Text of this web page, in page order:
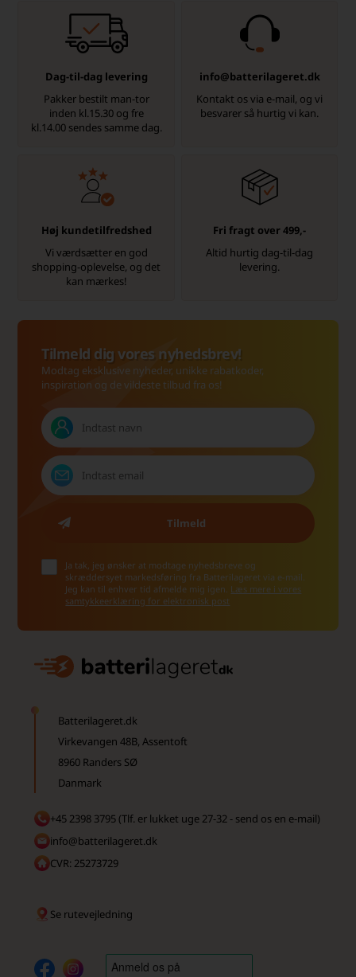
Dag-til-dag levering
Pakker bestilt man-tor
inden kl.15.30 og fre
kl.14.00 sendes samme dag.
info@batterilageret.dk
Kontakt os via e-mail, og vi
besvarer så hurtig vi kan.
Høj kundetilfredshed
Vi værdsætter en god
shopping-oplevelse, og det
kan mærkes!
Fri fragt over 499,-
Altid hurtig dag-til-dag
levering.
Tilmeld dig vores nyhedsbrev!
Modtag eksklusive nyheder, unikke rabatkoder,
inspiration og de vildeste tilbud fra os!
Ja tak, jeg ønsker at modtage nyhedsbreve og
skræddersyet markedsføring fra Batterilageret via e-mail.
Jeg kan til enhver tid afmelde mig igen. Læs mere i vores
samtykkeerklæring for elektronisk post
Batterilageret.dk
Virkevangen 48B, Assentoft
8960 Randers SØ
Danmark
+45 2398 3795 (Tlf. er lukket uge 27-32 - send os en e-mail)
info@batterilageret.dk
CVR: 25273729
Se rutevejledning